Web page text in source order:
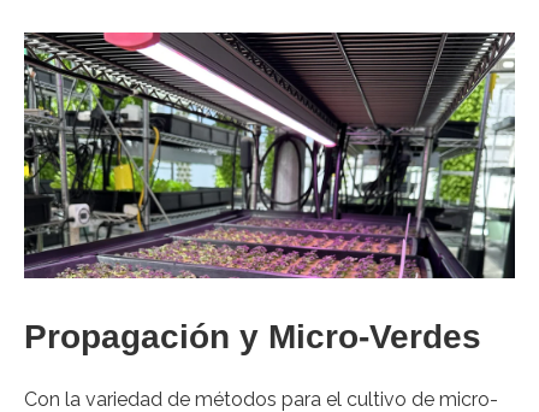
Propagación y Micro-Verdes
Con la variedad de métodos para el cultivo de micro-